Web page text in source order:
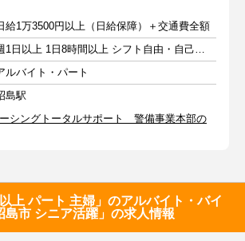
給1万3500円以上（日給保障）＋交通費全額
週1日以上 1日8時間以上 シフト自由・自己申告
ルバイト・パート
島駅
シングトータルサポート 警備事業本部の
上 パート 主婦」のアルバイト・バイ
島市 シニア活躍」の求人情報